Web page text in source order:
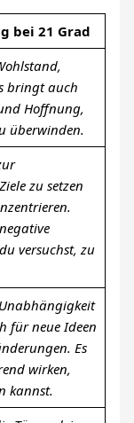
bei 21 Grad
bringt auch
Hoffnung,
überwinden.
zu setzen
versuchst, zu
für neue Ideen
Es
wirken,
kannst.